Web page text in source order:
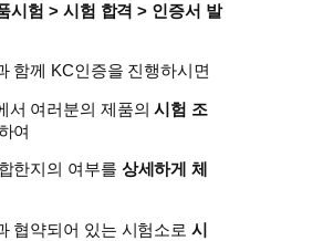
시험 > 시험 합격 > 인증서 발
함께 KC인증을 진행하시면
서 여러분의 제품의시험 조
여
한지의 여부를 상세하게 체
협약되어 있는 시험소로시